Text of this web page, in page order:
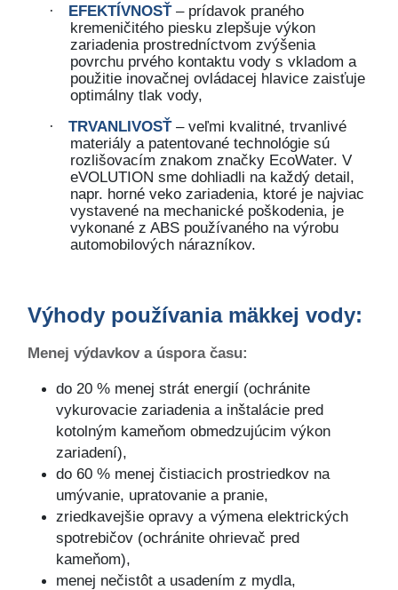
· EFEKTÍVNOSŤ– prídavok praného
kremeničitého piesku zlepšuje výkon
zariadenia prostredníctvom zvýšenia
povrchu prvého kontaktu vody s vkladom a
použitie inovačnej ovládacej hlavice zaisťuje
optimálny tlak vody,
· TRVANLIVOSŤ– veľmi kvalitné, trvanlivé
materiály a patentované technológie sú
rozlišovacím znakom značky EcoWater. V
eVOLUTION sme dohliadli na každý detail,
napr. horné veko zariadenia, ktoré je najviac
vystavené na mechanické poškodenia, je
vykonané z ABS používaného na výrobu
automobilových nárazníkov.
Výhody používania mäkkej vody:
Menej výdavkov a úspora času:
do 20 % menej strát energií (ochránite
vykurovacie zariadenia a inštalácie pred
kotolným kameňom obmedzujúcim výkon
zariadení),
do 60 % menej čistiacich prostriedkov na
umývanie, upratovanie a pranie,
zriedkavejšie opravy a výmena elektrických
spotrebičov (ochránite ohrievač pred
kameňom),
menej nečistôt a usadením z mydla,